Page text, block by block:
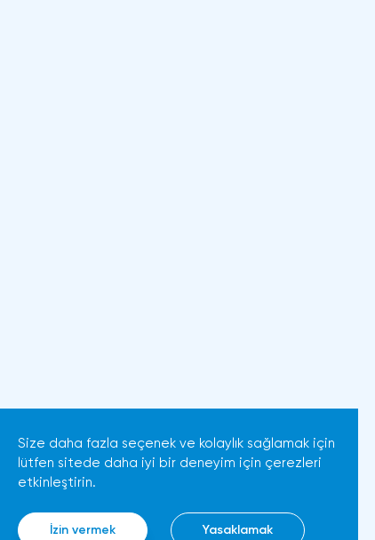
Size daha fazla seçenek ve kolaylık sağlamak için
lütfen sitede daha iyi bir deneyim için çerezleri
etkinleştirin.
İzin vermek Yasaklamak